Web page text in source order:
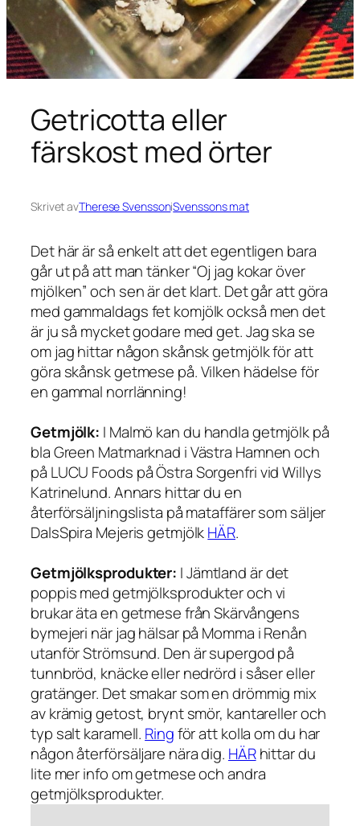
Getricotta eller
färskost med örter
Skrivet avTherese SvenssoniSvenssons mat
Det här är så enkelt att det egentligen bara
går ut på att man tänker “Oj jag kokar över
mjölken” och sen är det klart. Det går att göra
med gammaldags fet komjölk också men det
är ju så mycket godare med get. Jag ska se
om jag hittar någon skånsk getmjölk för att
göra skånsk getmese på. Vilken hädelse för
en gammal norrlänning!
Getmjölk: I Malmö kan du handla getmjölk på
bla Green Matmarknad i Västra Hamnen och
på LUCU Foods på Östra Sorgenfri vid Willys
Katrinelund. Annars hittar du en
återförsäljningslista på mataffärer som säljer
DalsSpira Mejeris getmjölkHÄR.
Getmjölksprodukter: I Jämtland är det
poppis med getmjölksprodukter och vi
brukar äta en getmese från Skärvångens
bymejeri när jag hälsar på Momma i Renån
utanför Strömsund. Den är supergod på
tunnbröd, knäcke eller nedrörd i såser eller
gratänger. Det smakar som en drömmig mix
av krämig getost, brynt smör, kantareller och
typ salt karamell. Ringför att kolla om du har
någon återförsäljare nära dig. HÄRhittar du
lite mer info om getmese och andra
getmjölksprodukter.